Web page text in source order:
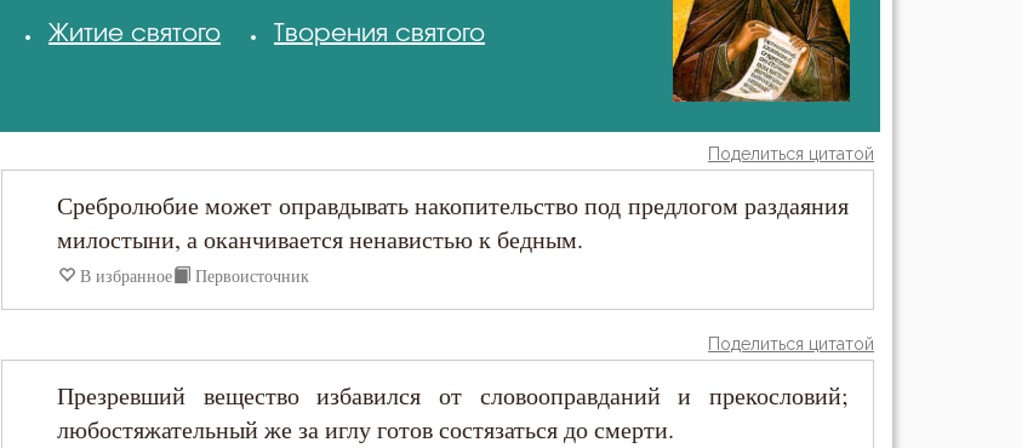
Антоний Великий
Григорий Синаит
Димитрий Ростовский
Житие святого
Творения святого
Поделиться цитатой
Сребролюбие может оправдывать накопительство под предлогом раздаяния
милостыни, а оканчивается ненавистью к бедным.
В избранное Первоисточник
Поделиться цитатой
Презревший вещество избавился от словооправданий и прекословий;
любостяжательный же за иглу готов состязаться до смерти.